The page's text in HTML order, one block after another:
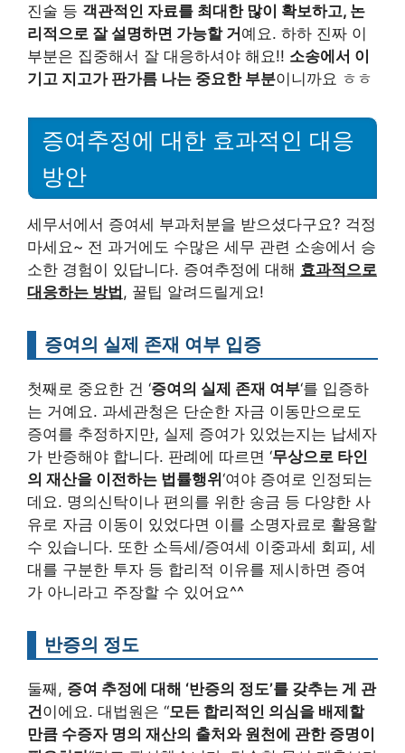
진술 등 객관적인 자료를 최대한 많이 확보하고, 논
리적으로 잘 설명하면 가능할 거예요. 하하 진짜 이
부분은 집중해서 잘 대응하셔야 해요!! 소송에서 이
기고 지고가 판가름 나는 중요한 부분이니까요 ㅎㅎ
증여추정에 대한 효과적인 대응
방안
세무서에서 증여세 부과처분을 받으셨다구요? 걱정
마세요~ 전 과거에도 수많은 세무 관련 소송에서 승
소한 경험이 있답니다. 증여추정에 대해 효과적으로
대응하는 방법, 꿀팁 알려드릴게요!
증여의 실제 존재 여부 입증
첫째로 중요한 건 ‘증여의 실제 존재 여부‘를 입증하
는 거예요. 과세관청은 단순한 자금 이동만으로도
증여를 추정하지만, 실제 증여가 있었는지는 납세자
가 반증해야 합니다. 판례에 따르면 ‘무상으로 타인
의 재산을 이전하는 법률행위‘여야 증여로 인정되는
데요. 명의신탁이나 편의를 위한 송금 등 다양한 사
유로 자금 이동이 있었다면 이를 소명자료로 활용할
수 있습니다. 또한 소득세/증여세 이중과세 회피, 세
대를 구분한 투자 등 합리적 이유를 제시하면 증여
가 아니라고 주장할 수 있어요^^
반증의 정도
둘째, 증여 추정에 대해 ‘반증의 정도’를 갖추는 게 관
건이에요. 대법원은 “모든 합리적인 의심을 배제할
만큼 수증자 명의 재산의 출처와 원천에 관한 증명이